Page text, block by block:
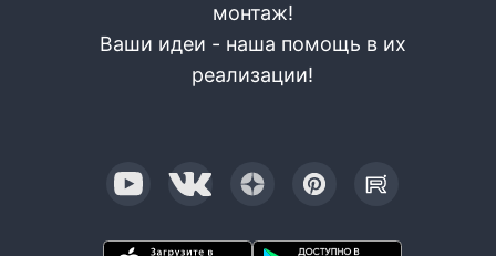
монтаж!
Ваши идеи - наша помощь в их
реализации!